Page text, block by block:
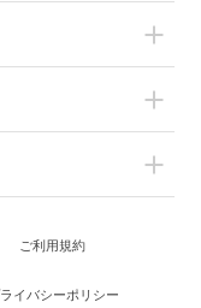
ご利用規約
イバシーポリシー